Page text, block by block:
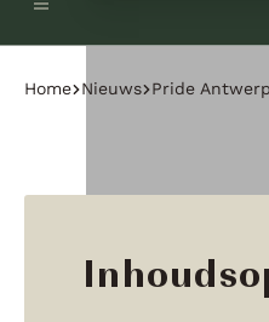
Home Nieuws Pride